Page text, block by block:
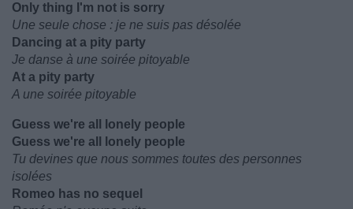
Only thing I'm not is sorry
Une seule chose : je ne suis pas désolée
Dancing at a pity party
Je danse à une soirée pitoyable
At a pity party
A une soirée pitoyable
Guess we're all lonely people
Guess we're all lonely people
Tu devines que nous sommes toutes des personnes
isolées
Romeo has no sequel